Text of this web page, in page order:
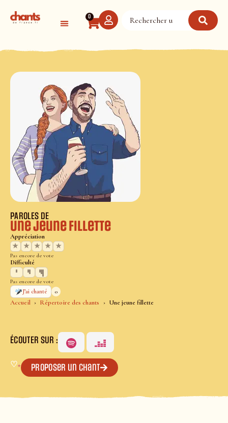
0
Accueil Répertoire des chants Une jeune fillette
PAROLES DE
Une jeune fillette
Appréciation
★
★ ★ ★ ★
Pas encore de vote
Difficulté
Pas encore de vote
J’ai chanté
0
ÉCOUTER SUR :
♡+ Proposer un chant